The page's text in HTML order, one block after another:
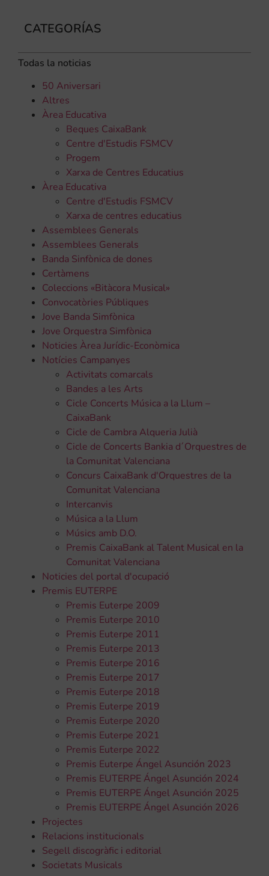
CATEGORÍAS
Todas la noticias
50 Aniversari
Altres
Àrea Educativa
Beques CaixaBank
Centre d'Estudis FSMCV
Progem
Xarxa de Centres Educatius
Àrea Educativa
Centre d'Estudis FSMCV
Xarxa de centres educatius
Assemblees Generals
Assemblees Generals
Banda Sinfònica de dones
Certàmens
Coleccions «Bitàcora Musical»
Convocatòries Públiques
Jove Banda Simfònica
Jove Orquestra Simfònica
Noticies Àrea Jurídic-Econòmica
Notícies Campanyes
Activitats comarcals
Bandes a les Arts
Cicle Concerts Música a la Llum –
CaixaBank
Cicle de Cambra Alqueria Julià
Cicle de Concerts Bankia d´Orquestres de
la Comunitat Valenciana
Concurs CaixaBank d'Orquestres de la
Comunitat Valenciana
Intercanvis
Música a la Llum
Músics amb D.O.
Premis CaixaBank al Talent Musical en la
Comunitat Valenciana
Noticies del portal d'ocupació
Premis EUTERPE
Premis Euterpe 2009
Premis Euterpe 2010
Premis Euterpe 2011
Premis Euterpe 2013
Premis Euterpe 2016
Premis Euterpe 2017
Premis Euterpe 2018
Premis Euterpe 2019
Premis Euterpe 2020
Premis Euterpe 2021
Premis Euterpe 2022
Premis Euterpe Ángel Asunción 2023
Premis EUTERPE Ángel Asunción 2024
Premis EUTERPE Ángel Asunción 2025
Premis EUTERPE Ángel Asunción 2026
Projectes
Relacions institucionals
Segell discogràfic i editorial
Societats Musicals